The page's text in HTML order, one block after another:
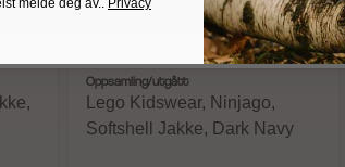
Karakter: 5.0 av 5
Oppsamling/utgått
Lego Kidswear, Ninjago,
Softshell Jakke, Dark Navy
Bekreft valg